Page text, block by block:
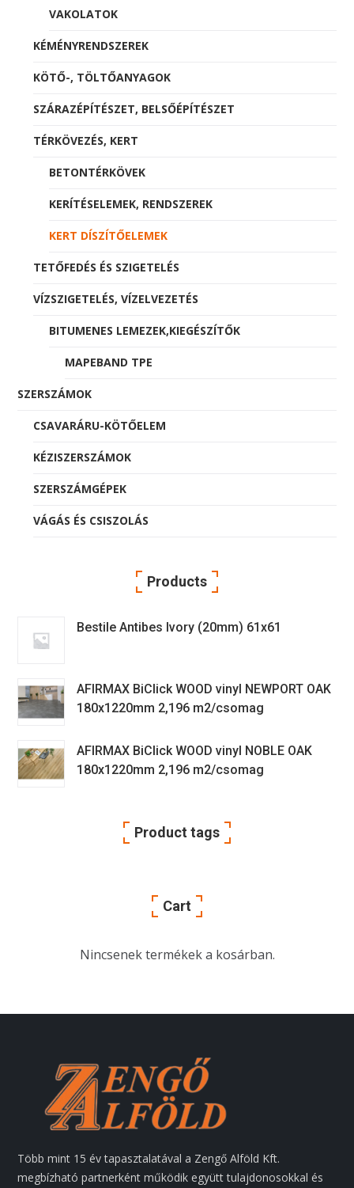
VAKOLATOK
KÉMÉNYRENDSZEREK
KÖTŐ-, TÖLTŐANYAGOK
SZÁRAZÉPÍTÉSZET, BELSŐÉPÍTÉSZET
TÉRKÖVEZÉS, KERT
BETONTÉRKÖVEK
KERÍTÉSELEMEK, RENDSZEREK
KERT DÍSZÍTŐELEMEK
TETŐFEDÉS ÉS SZIGETELÉS
VÍZSZIGETELÉS, VÍZELVEZETÉS
BITUMENES LEMEZEK,KIEGÉSZÍTŐK
MAPEBAND TPE
SZERSZÁMOK
CSAVARÁRU-KÖTŐELEM
KÉZISZERSZÁMOK
SZERSZÁMGÉPEK
VÁGÁS ÉS CSISZOLÁS
Products
Bestile Antibes Ivory (20mm) 61x61
AFIRMAX BiClick WOOD vinyl NEWPORT OAK
180x1220mm 2,196 m2/csomag
AFIRMAX BiClick WOOD vinyl NOBLE OAK
180x1220mm 2,196 m2/csomag
Product tags
Cart
Nincsenek termékek a kosárban.
Több mint 15 év tapasztalatával a Zengő Alföld Kft.
megbízható partnerként működik együtt tulajdonosokkal és